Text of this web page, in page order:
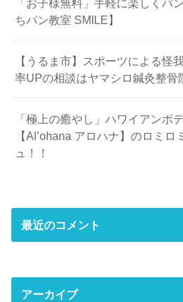
「お子様無料」手軽に楽しくパ
ちパン教室 SMILE】
【うるま市】スポーツによる怪
率UPの相談はヤマシロ鍼灸整骨
「極上の癒やし」ハワイアンボ
【Al’ohana アロハナ】のロミ
ュ！！
最近のコメント
アーカイブ